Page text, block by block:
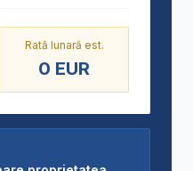
Rată lunară est.
0 EUR